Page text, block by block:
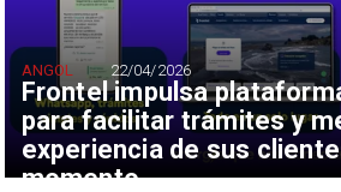
Frontel impulsa
para facilitar trámites y
experiencia de sus
momento
ANGOL 22/04/2026